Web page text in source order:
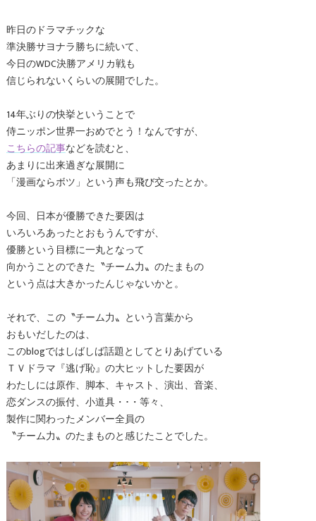
昨日のドラマチックな
準決勝サヨナラ勝ちに続いて、
今日のWDC決勝アメリカ戦も
信じられないくらいの展開でした。
14年ぶりの快挙ということで
侍ニッポン世界一おめでとう！なんですが、
こちらの記事などを読むと、
あまりに出来過ぎな展開に
「漫画ならボツ」という声も飛び交ったとか。
今回、日本が優勝できた要因は
いろいろあったとおもうんですが、
優勝という目標に一丸となって
向かうことのできた〝チーム力〟のたまもの
という点は大きかったんじゃないかと。
それで、この〝チーム力〟という言葉から
おもいだしたのは、
このblogではしばしば話題としてとりあげている
ＴＶドラマ『逃げ恥』の大ヒットした要因が
わたしには原作、脚本、キャスト、演出、音楽、
恋ダンスの振付、小道具・･・等々、
製作に関わったメンバー全員の
〝チーム力〟のたまものと感じたことでした。